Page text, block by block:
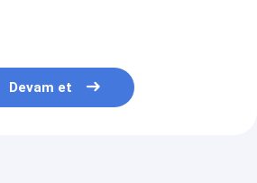
Devam et